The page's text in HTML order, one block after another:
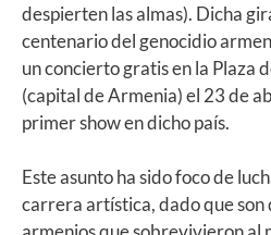
despierten las almas). Dicha
centenario del genocidio
un concierto gratis en la Plaza
(capital de Armenia) el 23 de
primer show en dicho país.
Este asunto ha sido foco de
carrera artística, dado que son